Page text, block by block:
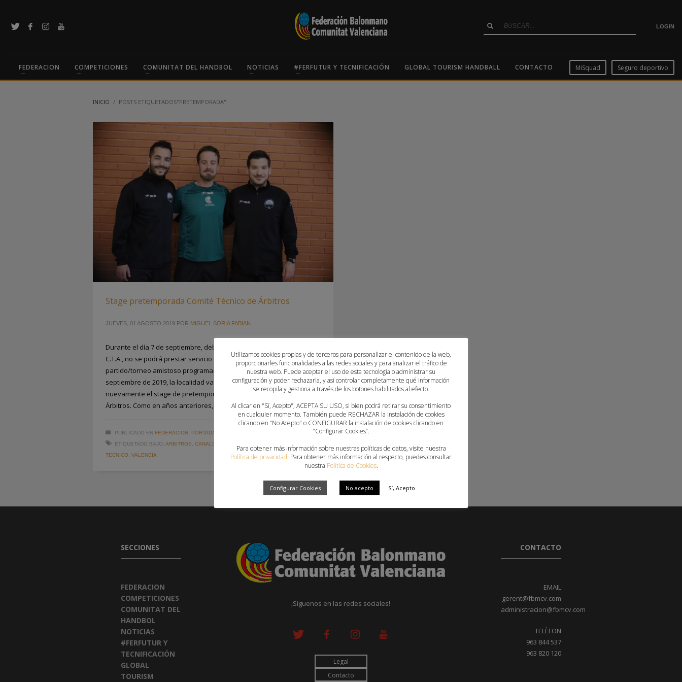
LOGIN
FEDERACION COMPETICIONES COMUNITAT DEL HANDBOL NOTICIAS #FERFUTUR Y TECNIFICACIÓN GLOBAL TOURISM HANDBALL CONTACTO MiSquad Seguro deportivo
INICIO POSTS ETIQUETADOS"PRETEMPORADA"
Stage pretemporada Comité Técnico de Árbitros
JUEVES, 01 AGOSTO 2019 POR MIGUEL SORIA FABIAN
Durante el día 7 de septiembre, debido a la actividad programada del
C.T.A., no se podrá prestar servicio de arbitraje a ningún
partido/torneo amistoso programado. El próximo sábado, 7 de
septiembre de 2019, la localidad valenciana de Canals acogerá
nuevamente el stage de pretemporada de nuestro Comité Técnico de
Árbitros. Como en años anteriores, el
PUBLICADO EN FEDERACION
PORTADA
ETIQUETADO BAJO: ARBITROS CANALS
TECNICO VALENCIA
SECCIONES
FEDERACION
COMPETICIONES
COMUNITAT DEL
HANDBOL
NOTICIAS
#FERFUTUR Y
TECNIFICACIÓN
GLOBAL
TOURISM
¡Síguenos en las redes sociales!
Legal
Contacto
CONTACTO
EMAIL
gerent@fbmcv.com
administracion@fbmcv.com
TELÈFON
963 844 537
963 820 120
Utilizamos cookies propias y de terceros para personalizar el contenido de la web,
proporcionarles funcionalidades a las redes sociales y para analizar el tráfico de
nuestra web. Puede aceptar el uso de esta tecnología o administrar su
configuración y poder rechazarla, y así controlar completamente qué información
se recopila y gestiona a través de los botones habilitados al efecto.
Al clicar en "Sí, Acepto", ACEPTA SU USO, si bien podrá retirar su consentimiento
en cualquier momento. También puede RECHAZAR la instalación de cookies
clicando en “No Acepto" o CONFIGURAR la instalación de cookies clicando en
“Configurar Cookies”.
Para obtener más información sobre nuestras políticas de datos, visite nuestra
Política de privacidad. Para obtener más información al respecto, puedes consultar
nuestra Política de Cookies.
Configurar Cookies No acepto Sí, Acepto